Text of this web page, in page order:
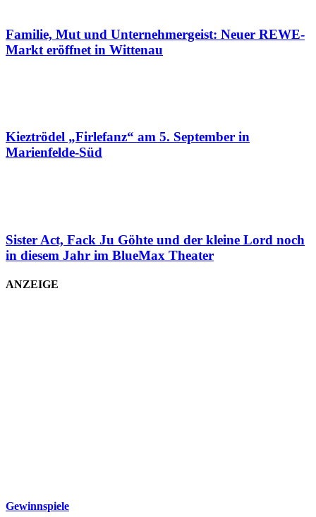
Familie, Mut und Unternehmergeist: Neuer REWE-
Markt eröffnet in Wittenau
Kieztrödel „Firlefanz“ am 5. September in
Marienfelde-Süd
Sister Act, Fack Ju Göhte und der kleine Lord noch
in diesem Jahr im BlueMax Theater
ANZEIGE
Gewinnspiele